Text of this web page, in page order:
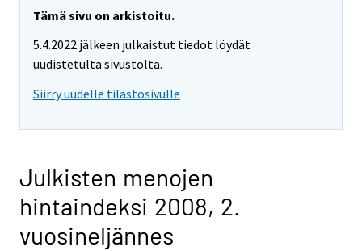
Tämä sivu on arkistoitu.
5.4.2022 jälkeen julkaistut tiedot löydät
uudistetulta sivustolta.
Siirry uudelle tilastosivulle
Julkisten menojen
hintaindeksi 2008, 2.
vuosineljännes